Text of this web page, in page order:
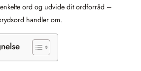
ord og udvide dit ordforråd –
handler om.